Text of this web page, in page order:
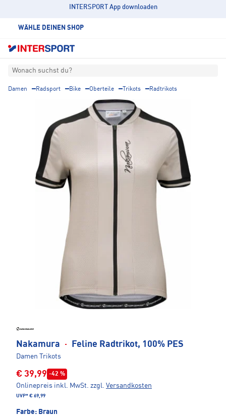
INTERSPORT App downloaden
WÄHLE DEINEN SHOP
Wonach suchst du?
Damen Radsport Bike Oberteile Trikots Radtrikots
Nakamura · Feline Radtrikot, 100% PES
Damen Trikots
€ 39,99 -42 %
Onlinepreis inkl. MwSt. zzgl. Versandkosten
UVP* € 69,99
Farbe: Braun